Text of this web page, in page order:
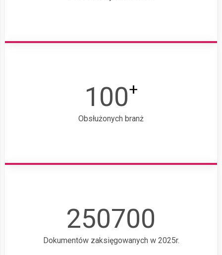
100+
Obsłużonych branż
250700
Dokumentów zaksięgowanych w 2025r.